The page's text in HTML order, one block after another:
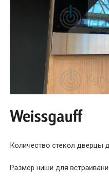
Количество стекол дверцы
Размер ниши для